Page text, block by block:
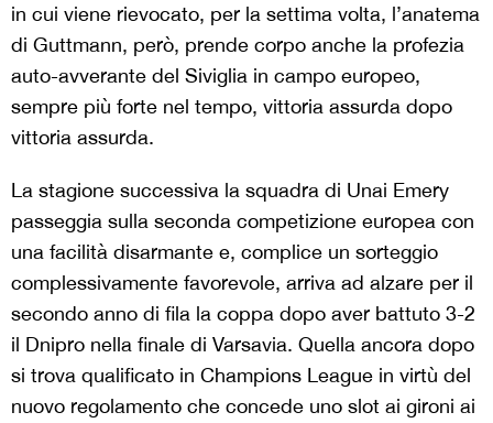
in cui viene rievocato, per la settima volta, l’anatema
di Guttmann, però, prende corpo anche la profezia
auto-avverante del Siviglia in campo europeo,
sempre più forte nel tempo, vittoria assurda dopo
vittoria assurda.
La stagione successiva la squadra di Unai Emery
passeggia sulla seconda competizione europea con
una facilità disarmante e, complice un sorteggio
complessivamente favorevole, arriva ad alzare per il
secondo anno di fila la coppa dopo aver battuto 3-2
il Dnipro nella finale di Varsavia. Quella ancora dopo
si trova qualificato in Champions League in virtù del
nuovo regolamento che concede uno slot ai gironi ai